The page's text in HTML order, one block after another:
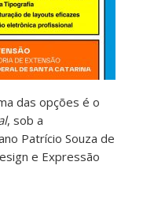
das opções é o
, sob a
Patrício Souza de
e Expressão